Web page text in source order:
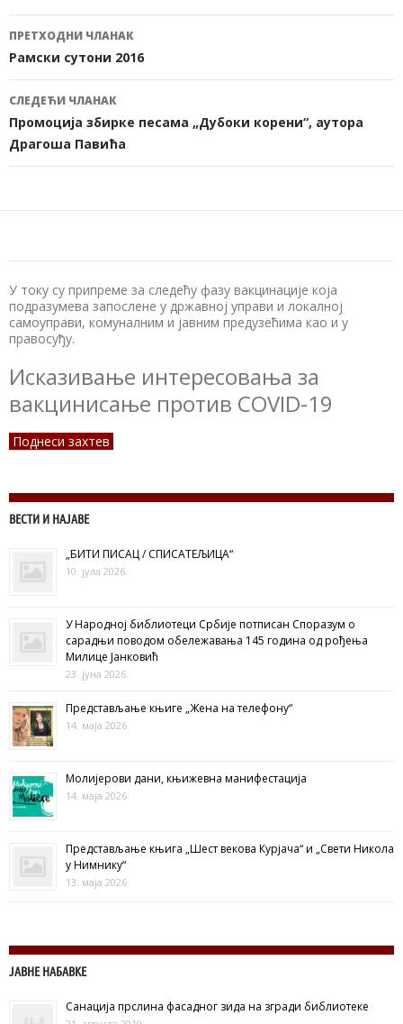
Кретање
чланака
ПРЕТХОДНИ ЧЛАНАК
Рамски сутони 2016
СЛЕДЕЋИ ЧЛАНАК
Промоција збирке песама „Дубоки корени“, аутора
Драгоша Павића
У току су припреме за следећу фазу вакцинације која
подразумева запослене у државној управи и локалној
самоуправи, комуналним и јавним предузећима као и у
правосуђу.
Исказивање интересовања за
вакцинисање против COVID-19
Поднеси захтев
ВЕСТИ И НАЈАВЕ
„БИТИ ПИСАЦ / СПИСАТЕЉИЦА“
10. јула 2026.
У Народној библиотеци Србије потписан Споразум о
сарадњи поводом обележавања 145 година од рођења
Милице Јанковић
23. јуна 2026.
Представљање књиге „Жена на телефону“
14. маја 2026.
Молијерови дани, књижевна манифестација
14. маја 2026.
Представљање књига „Шест векова Курјача“ и „Свети Никола
у Нимнику“
13. маја 2026.
ЈАВНЕ НАБАВКЕ
Санација прслина фасадног зида на згради библиотеке